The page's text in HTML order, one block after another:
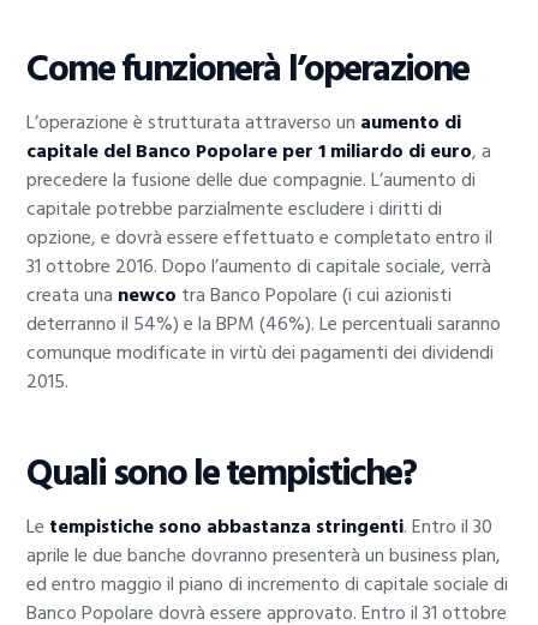
Come funzionerà l’operazione
L’operazione è strutturata attraverso un aumento di
capitale del Banco Popolare per 1 miliardo di euro, a
precedere la fusione delle due compagnie. L’aumento di
capitale potrebbe parzialmente escludere i diritti di
opzione, e dovrà essere effettuato e completato entro il
31 ottobre 2016. Dopo l’aumento di capitale sociale, verrà
creata una newco tra Banco Popolare (i cui azionisti
deterranno il 54%) e la BPM (46%). Le percentuali saranno
comunque modificate in virtù dei pagamenti dei dividendi
2015.
Quali sono le tempistiche?
Le tempistiche sono abbastanza stringenti. Entro il 30
aprile le due banche dovranno presenterà un business plan,
ed entro maggio il piano di incremento di capitale sociale di
Banco Popolare dovrà essere approvato. Entro il 31 ottobre